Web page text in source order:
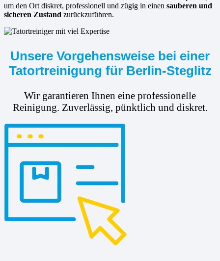
um den Ort diskret, professionell und zügig in einen sauberen und
sicheren Zustand zurückzuführen.
Unsere Vorgehensweise bei einer
Tatortreinigung für Berlin-Steglitz
Wir garantieren Ihnen eine professionelle
Reinigung. Zuverlässig, pünktlich und diskret.